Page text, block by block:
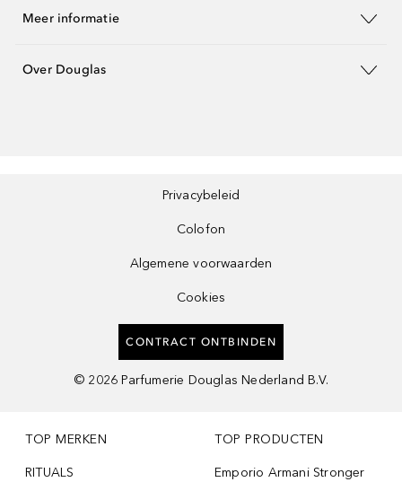
Meer informatie
Over Douglas
Privacybeleid
Colofon
Algemene voorwaarden
Cookies
CONTRACT ONTBINDEN
© 2026 Parfumerie Douglas Nederland B.V.
TOP MERKEN
RITUALS
TOP PRODUCTEN
Emporio Armani Stronger